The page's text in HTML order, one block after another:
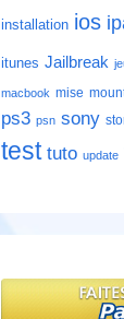
installation ios
itunes Jailbreak
macbook mise
ps3 psn sony
test tuto update